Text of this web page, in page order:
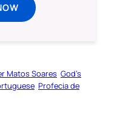
Matos Soares God’s
Profecia de